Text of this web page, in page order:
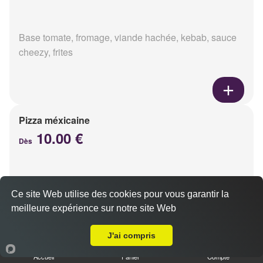
Base tomate, fromage, viande hachée, kebab, sauce
cheezy, frites
Pizza méxicaine
Dès 10.00 €
chorizo, poivrons
Accueil Panier Compte
Ce site Web utilise des cookies pour vous garantir la
meilleure expérience sur notre site Web
J'ai compris